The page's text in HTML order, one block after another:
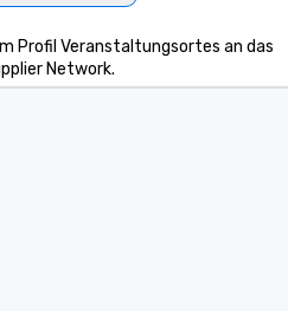
Profil Veranstaltungsortes an das
Network.